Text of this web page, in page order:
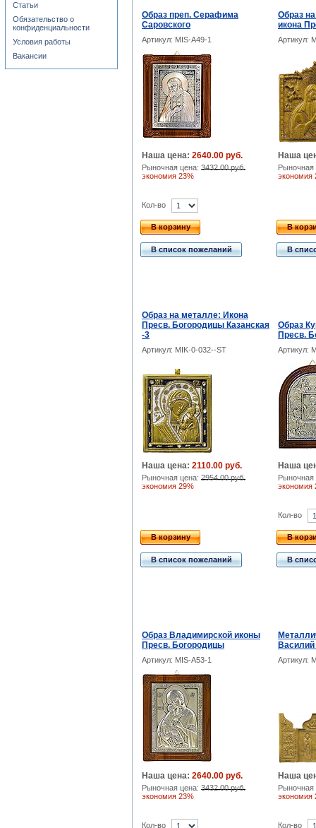
Образ преп. Серафима
Саровского
Образ
икона
Артикул: MIS-A49-1 Артикул:
Наша цена: 2640.00 руб.
Рыночная цена: 3432.00 руб.
экономия 23%
Наша
экономия
Кол-во
В корзину
В список пожеланий
В
В
Образ на металле: Икона
Пресв. Богородицы Казанская
-3
Образ
Пресв.
Артикул: MIK-0-032--ST Артикул:
Наша цена: 2110.00 руб.
Рыночная цена: 2954.00 руб.
экономия 29%
Наша
экономия
В корзину
В список пожеланий
Кол-во
В
В
Образ Владимирской иконы
Пресв. Богородицы
Артикул: MIS-A53-1 Артикул:
Наша цена: 2640.00 руб.
Рыночная цена: 3432.00 руб.
экономия 23%
Наша
экономия
Кол-во Кол-во
Статьи
Обязательство о
конфиденциальности
Условия работы
Вакансии